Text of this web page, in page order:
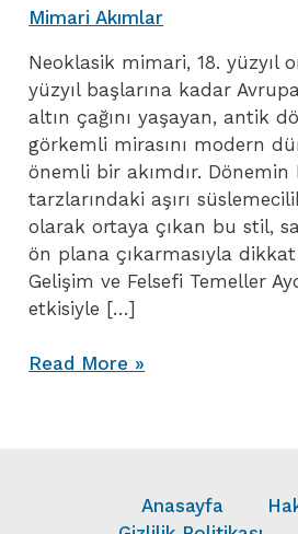
Mimari Akımlar
Neoklasik mimari, 18. yüzyıl
yüzyıl başlarına kadar
altın çağını yaşayan, antik
görkemli mirasını modern
önemli bir akımdır. Dönemin
tarzlarındaki aşırı
olarak ortaya çıkan bu stil,
ön plana çıkarmasıyla
Gelişim ve Felsefi Temeller
etkisiyle […]
Neoklasik Mimari
Read More »
Anasayfa